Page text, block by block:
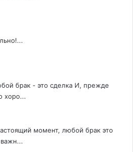
брак - это сделка И, прежде
хоро...
момент, любой брак это